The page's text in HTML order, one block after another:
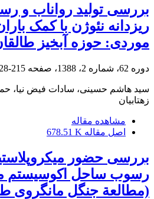
بررسی تولید رواناب و
ریزدانه نئوژن با کمک
موردی: حوزه آبخیز
دوره 62، شماره 2، 1388، صفحه 215-228
سید هاشم حسینی، سادات فیض نیا،
زهتابیان
مشاهده مقاله
اصل مقاله 678.51 K
بررسی حضور
رسوب ساحل اکوسیستم
(مطالعة جنگل مانگروی